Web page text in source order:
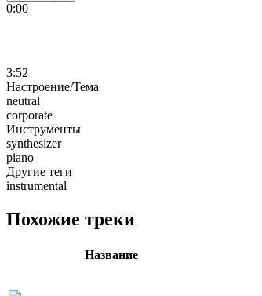
0:00
3:52
Настроение/Тема
neutral
corporate
Инструменты
synthesizer
piano
Другие теги
instrumental
Похожие треки
Название